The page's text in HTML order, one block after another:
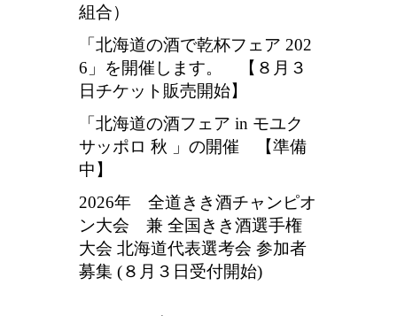
組合）
「北海道の酒で乾杯フェア 202
6」を開催します。 【８月３
日チケット販売開始】
「北海道の酒フェア in モユク
サッポロ 秋 」の開催 【準備
中】
2026年 全道きき酒チャンピオ
ン大会 兼 全国きき酒選手権
大会 北海道代表選考会 参加者
募集 (８月３日受付開始)